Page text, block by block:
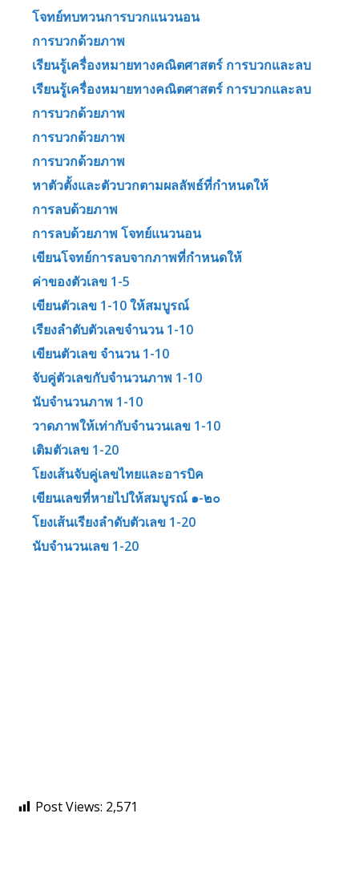
โจทย์ทบทวนการบวกแนวนอน
การบวกด้วยภาพ
เรียนรู้เครื่องหมายทางคณิตศาสตร์ การบวกและลบ
เรียนรู้เครื่องหมายทางคณิตศาสตร์ การบวกและลบ
การบวกด้วยภาพ
การบวกด้วยภาพ
การบวกด้วยภาพ
หาตัวตั้งและตัวบวกตามผลลัพธ์ที่กำหนดให้
การลบด้วยภาพ
การลบด้วยภาพ โจทย์แนวนอน
เขียนโจทย์การลบจากภาพที่กำหนดให้
ค่าของตัวเลข 1-5
เขียนตัวเลข 1-10 ให้สมบูรณ์
เรียงลำดับตัวเลขจำนวน 1-10
เขียนตัวเลข จำนวน 1-10
จับคู่ตัวเลขกับจำนวนภาพ 1-10
นับจำนวนภาพ 1-10
วาดภาพให้เท่ากับจำนวนเลข 1-10
เติมตัวเลข 1-20
โยงเส้นจับคู่เลขไทยและอารบิค
เขียนเลขที่หายไปให้สมบูรณ์ ๑-๒๐
โยงเส้นเรียงลำดับตัวเลข 1-20
นับจำนวนเลข 1-20
Post Views: 2,571